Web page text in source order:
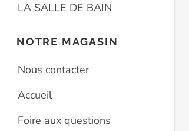
LA SALLE DE BAIN
NOTRE MAGASIN
Nous contacter
Accueil
Foire aux questions